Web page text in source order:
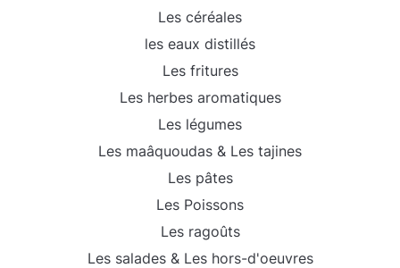
Les céréales
les eaux distillés
Les fritures
Les herbes aromatiques
Les légumes
Les maâquoudas & Les tajines
Les pâtes
Les Poissons
Les ragoûts
Les salades & Les hors-d'oeuvres